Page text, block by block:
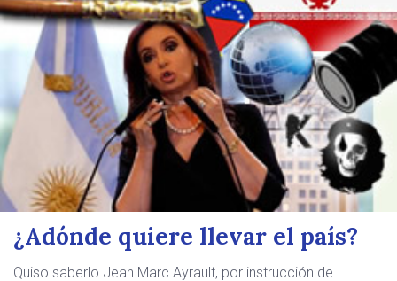
¿Adónde quiere llevar el país?
Quiso saberlo Jean Marc Ayrault, por instrucción de